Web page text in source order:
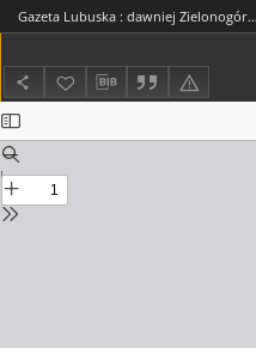
Gazeta Lubuska : dawniej Zielonogórska-Gorzowska R. XLII [właśc. XLIII], nr 108 (10 maja 1994). - Wyd. 1